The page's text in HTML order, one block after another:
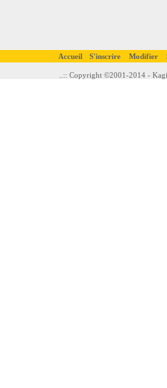
Accueil S'inscrire Modifier
..:: Copyright ©2001-2014 -